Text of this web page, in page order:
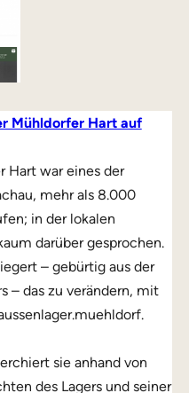
Mühldorfer Hart auf
Hart war eines der
mehr als 8.000
in der lokalen
darüber gesprochen.
– gebürtig aus der
– das zu verändern, mit
sie anhand von
des Lagers und seiner